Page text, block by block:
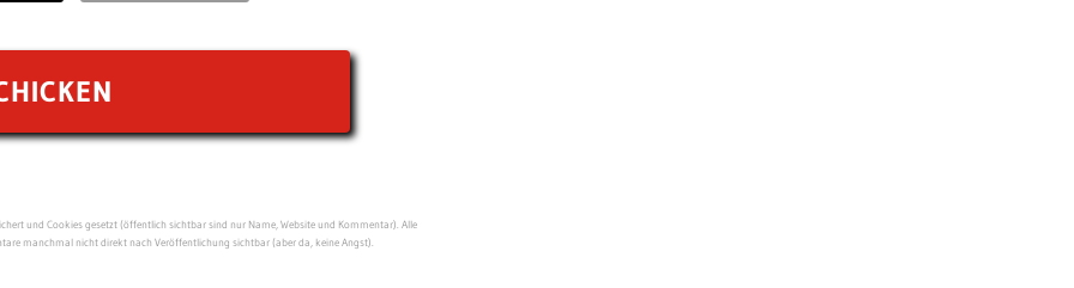
und Cookies gesetzt (öffentlich sichtbar sind nur Name, Website und Kommentar). Alle
manchmal nicht direkt nach Veröffentlichung sichtbar (aber da, keine Angst).